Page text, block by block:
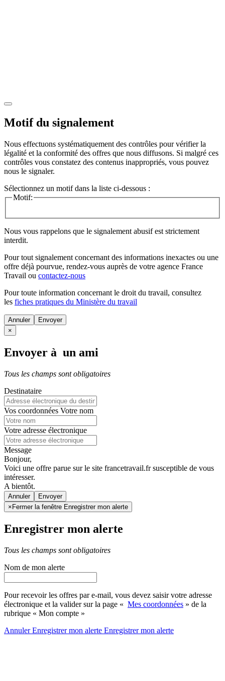
Motif du signalement
Nous effectuons systématiquement des contrôles pour vérifier la
légalité et la conformité des offres que nous diffusons. Si malgré ces
contrôles vous constatez des contenus inappropriés, vous pouvez
nous le signaler.
Sélectionnez un motif dans la liste ci-dessous :
Motif:
Nous vous rappelons que le signalement abusif est strictement
interdit.
Pour tout signalement concernant des informations inexactes ou une
offre déjà pourvue, rendez-vous auprès de votre agence France
Travail ou contactez-nous
Pour toute information concernant le droit du travail, consultez
les fiches pratiques du Ministère du travail
Annuler
×
Envoyer à un ami
Tous les champs sont obligatoires
Destinataire
Vos coordonnées Votre nom
Votre adresse électronique
Message
Bonjour,
Voici une offre parue sur le site francetravail.fr susceptible de vous
intéresser.
A bientôt.
Annuler
× Fermer la fenêtre Enregistrer mon alerte
Enregistrer mon alerte
Tous les champs sont obligatoires
Nom de mon alerte
Pour recevoir les offres par e-mail, vous devez saisir votre adresse
électronique et la valider sur la page « Mes coordonnées » de la
rubrique « Mon compte »
AnnulerEnregistrer mon alerte Enregistrermon alerte